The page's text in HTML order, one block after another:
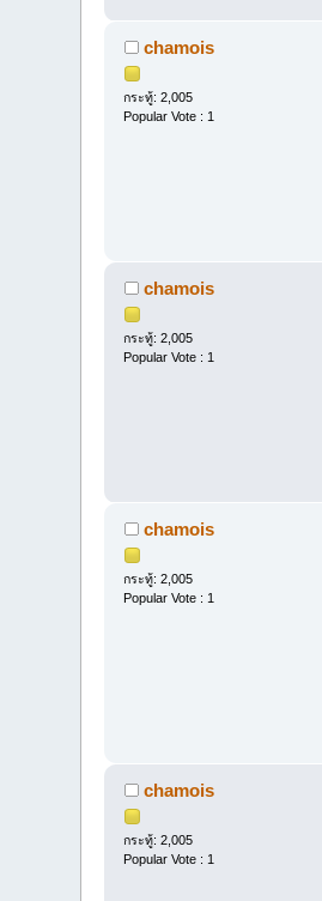
chamois
กระทู้: 2,005
Popular Vote : 1
chamois
กระทู้: 2,005
Popular Vote : 1
chamois
กระทู้: 2,005
Popular Vote : 1
chamois
กระทู้: 2,005
Popular Vote : 1